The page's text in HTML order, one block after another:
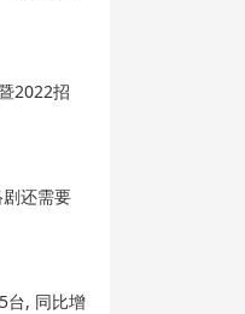
2022招
剧还需要
台, 同比增